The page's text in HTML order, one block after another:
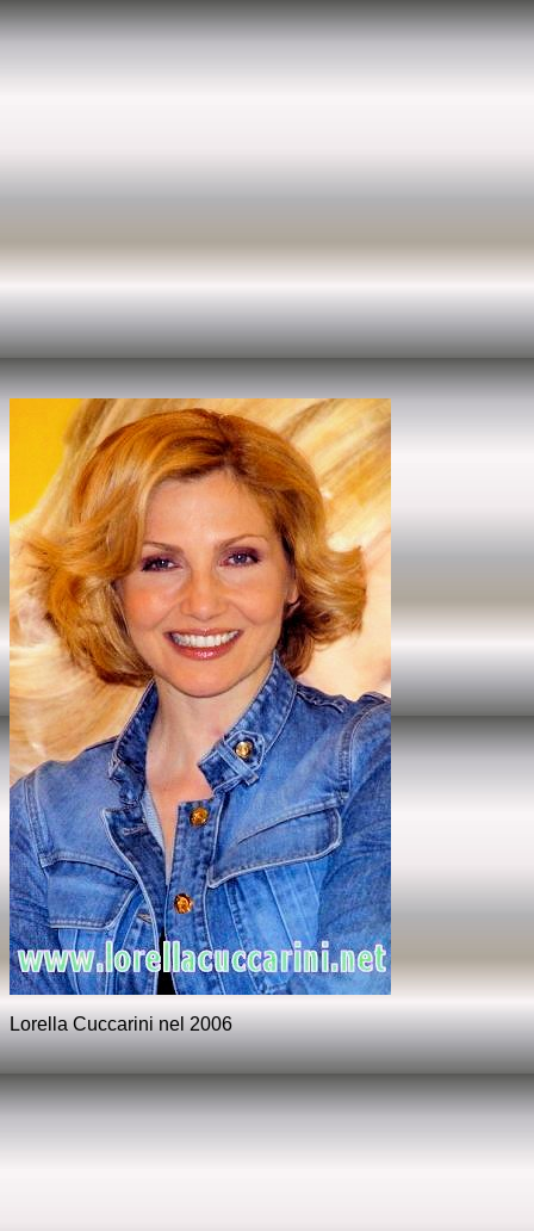
Lorella Cuccarini nel 2006